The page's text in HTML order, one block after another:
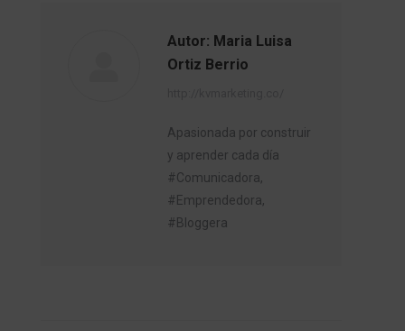
Autor: Maria Luisa
Ortiz Berrio
Apasionada por construir
y aprender cada día
#Comunicadora,
#Emprendedora,
#Bloggera